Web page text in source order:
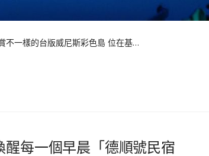
不一樣的台版威尼斯彩色島 位在基…
醒每一個早晨「德順號民宿